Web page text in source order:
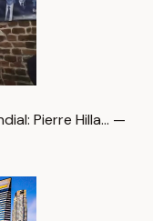
Pierre Hilla… —